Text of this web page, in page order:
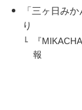
「三ヶ日み
り
『
報